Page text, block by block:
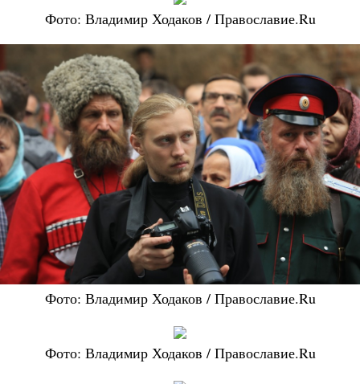
Фото: Владимир Ходаков / Православие.Ru
Фото: Владимир Ходаков / Православие.Ru
Фото: Владимир Ходаков / Православие.Ru